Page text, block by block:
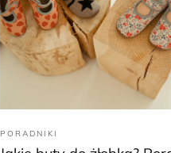
PORADNIKI